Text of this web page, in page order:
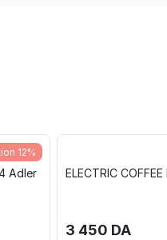
12%
Adler ELECTRIC COFFEE
3 450 DA